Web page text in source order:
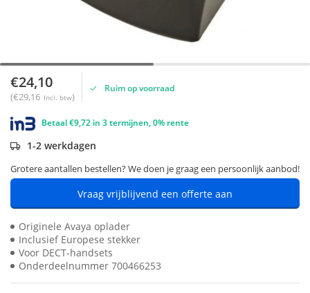
€24,10
(€29,16 Incl. btw)
Ruim op voorraad
Betaal €9,72 in 3 termijnen, 0% rente
1-2 werkdagen
Grotere aantallen bestellen? We doen je graag een persoonlijk aanbod!
Vraag vrijblijvend een offerte aan
Originele Avaya oplader
Inclusief Europese stekker
Voor DECT-handsets
Onderdeelnummer 700466253